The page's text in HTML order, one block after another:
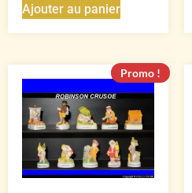
Ajouter au panier
Promo !